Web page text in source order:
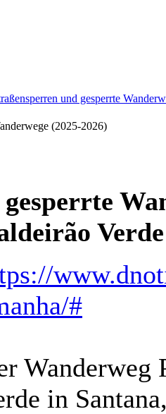
und gesperrte
(2025-2026)
gesperrte
#
Wanderweg
in